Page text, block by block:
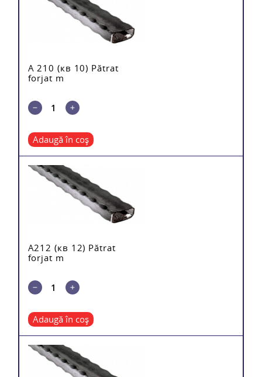
A 210 (кв 10) Pătrat
forjat m
Adaugă în coș
A212 (кв 12) Pătrat
forjat m
Adaugă în coș